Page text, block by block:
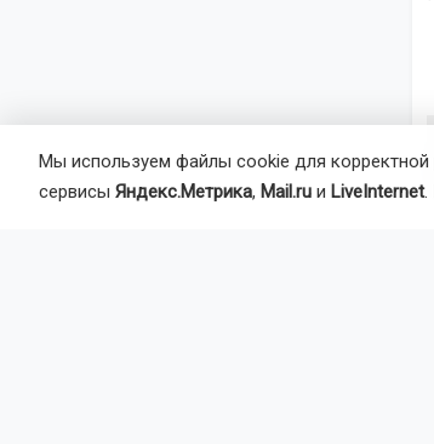
Мы используем файлы cookie для корректной
сервисы Яндекс.Метрика, Mail.ru и LiveInternet.